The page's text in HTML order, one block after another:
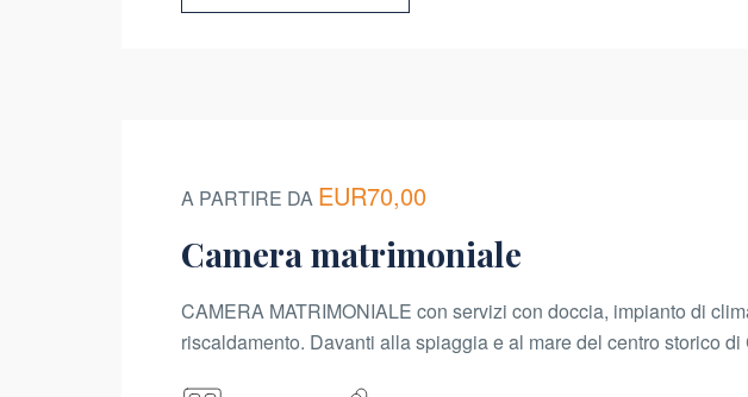
A PARTIRE DA EUR70,00
Camera matrimoniale
CAMERA MATRIMONIALE con servizi con doccia, impianto di
riscaldamento. Davanti alla spiaggia e al mare del centro storico di